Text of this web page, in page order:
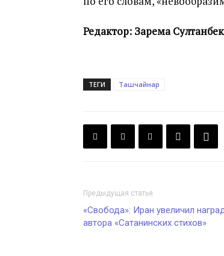
Редактор: Зарема
ТЕГИ Ташчайнар
Предыдущая статья
«Свобода»: Иран увеличил
автора «Сатанинских стихов»